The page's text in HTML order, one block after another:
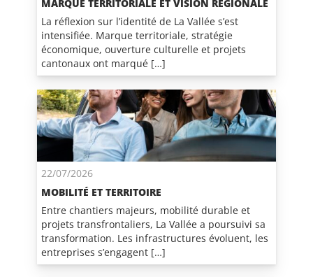
MARQUE TERRITORIALE ET VISION RÉGIONALE
La réflexion sur l’identité de La Vallée s’est
intensifiée. Marque territoriale, stratégie
économique, ouverture culturelle et projets
cantonaux ont marqué […]
22/07/2026
MOBILITÉ ET TERRITOIRE
Entre chantiers majeurs, mobilité durable et
projets transfrontaliers, La Vallée a poursuivi sa
transformation. Les infrastructures évoluent, les
entreprises s’engagent […]